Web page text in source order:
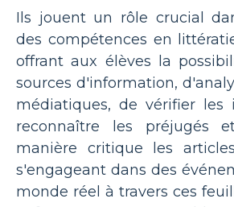
Ils jouent un rôle crucial
des compétences en
offrant aux élèves la
sources d'information,
médiatiques, de vérifier les
reconnaître les préjugés
manière critique les
s'engageant dans des
monde réel à travers ces